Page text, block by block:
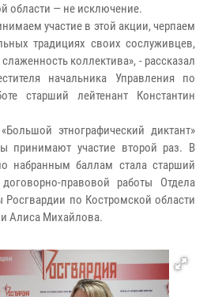
области — не исключение.
участие в этой акции, черпаем
традициях своих сослуживцев,
коллектива», - рассказал
начальника Управления по
старший лейтенант Константин
этнографический диктант»
принимают участие второй раз. В
набранным баллам стала старший
правовой работы Отдела
по Костромской области
Алиса Михайлова.